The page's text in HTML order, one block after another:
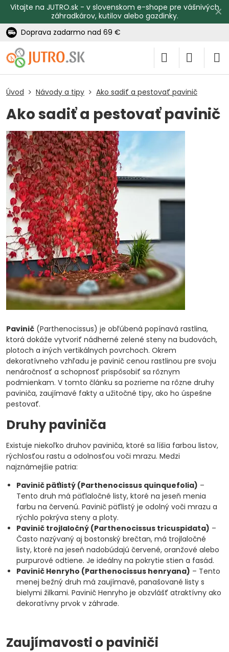
✕
Vitajte na JUTRO.sk - v slovenskom e-shope pre vášnivých
záhradkárov, kutilov alebo gazdinky.
Doprava zadarmo nad 69 €
Úvod Návody a tipy Ako sadiť a pestovať pavinič
Ako sadiť a pestovať pavinič
Pavinič (Parthenocissus) je obľúbená popínavá rastlina,
ktorá dokáže vytvoriť nádherné zelené steny na budovách,
plotoch a iných vertikálnych povrchoch. Okrem
dekoratívneho vzhľadu je pavinič cenou rastlinou pre svoju
nenáročnosť a schopnosť prispôsobiť sa rôznym
podmienkam. V tomto článku sa pozrieme na rôzne druhy
paviniča, zaujímavé fakty a užitočné tipy, ako ho úspešne
pestovať.
Druhy paviniča
Existuje niekoľko druhov paviniča, ktoré sa líšia farbou listov,
rýchlosťou rastu a odolnosťou voči mrazu. Medzi
najznámejšie patria:
Pavinič päťlistý (Parthenocissus quinquefolia) –
Tento druh má päťlaločné listy, ktoré na jeseň menia
farbu na červenú. Pavinič päťlistý je odolný voči mrazu a
rýchlo pokrýva steny a ploty.
Pavinič trojlaločný (Parthenocissus tricuspidata) –
Často nazývaný aj bostonský brečtan, má trojlaločné
listy, ktoré na jeseň nadobúdajú červené, oranžové alebo
purpurové odtiene. Je ideálny na pokrytie stien a fasád.
Pavinič Henryho (Parthenocissus henryana) – Tento
menej bežný druh má zaujímavé, panašované listy s
bielymi žilkami. Pavinič Henryho je obzvlášť atraktívny ako
dekoratívny prvok v záhrade.
Zaujímavosti o paviniči